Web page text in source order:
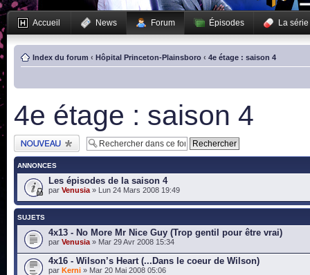
Accueil News Forum Épisodes La série
Index du forum ‹ Hôpital Princeton-Plainsboro ‹ 4e étage : saison 4
4e étage : saison 4
Publier un nouveau
sujet
ANNONCES
Les épisodes de la saison 4
par Venusia » Lun 24 Mars 2008 19:49
SUJETS
4x13 - No More Mr Nice Guy (Trop gentil pour être vrai)
par Venusia » Mar 29 Avr 2008 15:34
4x16 - Wilson’s Heart (...Dans le coeur de Wilson)
par Kerni » Mar 20 Mai 2008 05:06